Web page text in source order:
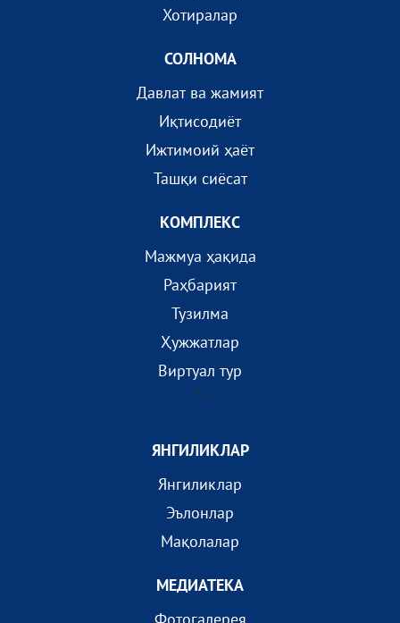
Хотиралар
СОЛНОМА
Давлат ва жамият
Иқтисодиёт
Ижтимоий ҳаёт
Ташқи сиёсат
КОМПЛEКС
Мажмуа ҳақида
Раҳбарият
Тузилма
Ҳужжатлар
Виртуал тур
?>
ЯНГИЛИКЛАР
Янгиликлар
Эълонлар
Мақолалар
МEДИАТEКА